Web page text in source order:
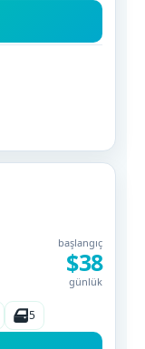
başlangıç
$38
günlük
5